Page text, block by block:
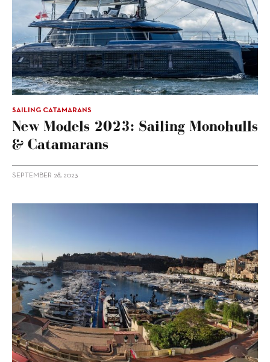
SAILING CATAMARANS
New Models 2023: Sailing Monohulls
& Catamarans
SEPTEMBER 28, 2023